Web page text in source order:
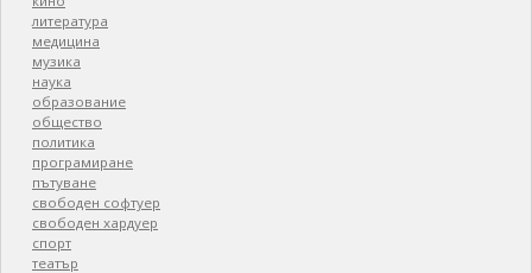
литература
медицина
музика
наука
образование
общество
политика
програмиране
пътуване
свободен софтуер
свободен хардуер
спорт
театър